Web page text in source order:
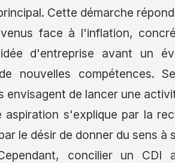
Cette démarche
face à l'inflation,
d'entreprise avant un
nouvelles compétences.
de lancer une
s'explique par la
le désir de donner du sens à
concilier un CDI